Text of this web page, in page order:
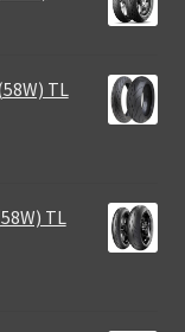
TL
TL